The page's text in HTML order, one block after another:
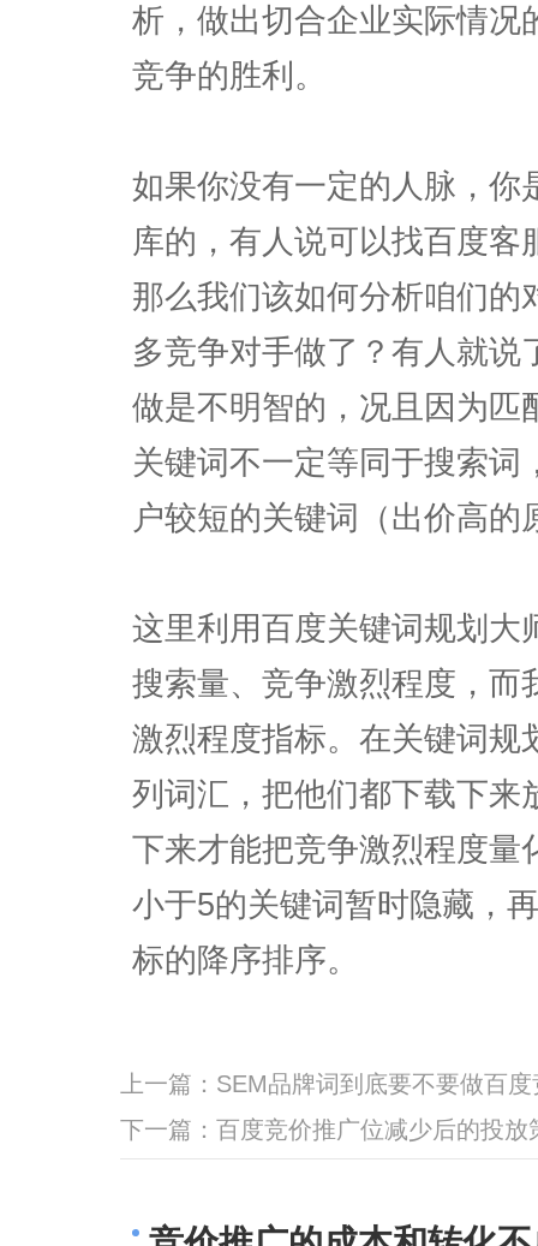
析，做出切合企业实际情况
竞争的胜利。
如果你没有一定的人脉，你
库的，有人说可以找百度
那么我们该如何分析咱们的
多竞争对手做了？有人就
做是不明智的，况且因为匹
关键词不一定等同于搜索
户较短的关键词（出价高的
这里利用百度关键词规划大
搜索量、竞争激烈程度，而
激烈程度指标。在关键词规
列词汇，把他们都下载下来
下来才能把竞争激烈程度量
小于5的关键词暂时隐藏，
标的降序排序。
上一篇： SEM品牌词到底要不要做百
下一篇： 百度竞价推广位减少后的投放